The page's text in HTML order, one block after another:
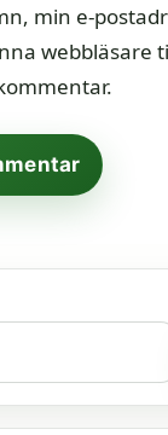
min e-
webbläsare